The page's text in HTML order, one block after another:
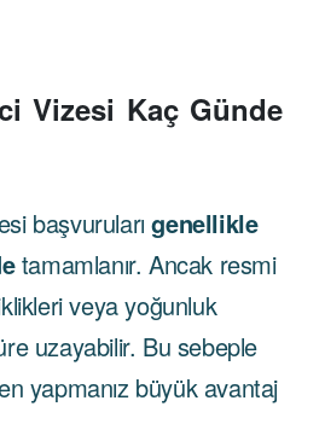
Vizesi Kaç Günde
başvuruları genellikle
tamamlanır. Ancak resmi
veya yoğunluk
uzayabilir. Bu sebeple
yapmanız büyük avantaj